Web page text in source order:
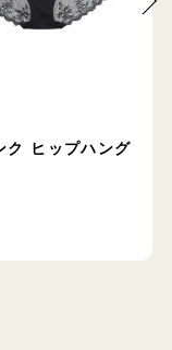
ク ヒップハング